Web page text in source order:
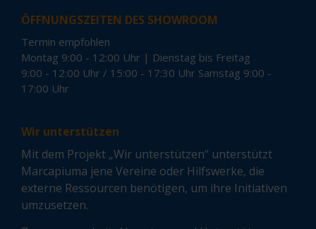
ÖFFNUNGSZEITEN DES SHOWROOM
Termin empfohlen
Montag 9:00 - 12:00 Uhr | Dienstag bis Freitag
9:00 - 12:00 Uhr / 15:00 - 17:30 Uhr Samstag 9:00 -
17:00 Uhr
Wir unterstützen
Mit dem Projekt „Wir unterstützen“ unterstützt
Marcapiuma jene Vereine oder Hilfswerke, die
externe Ressourcen benötigen, um ihre Initiativen
umzusetzen.